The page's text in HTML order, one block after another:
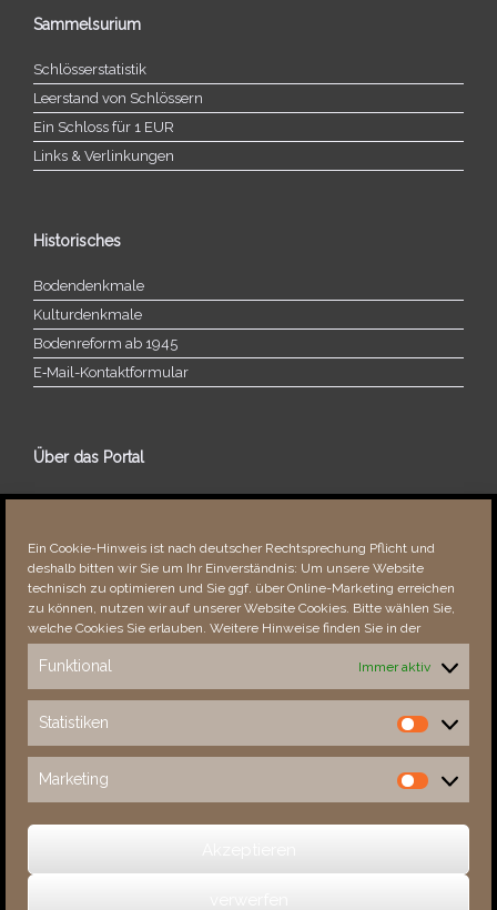
Ein Cookie-Hinweis ist nach deutscher Rechtsprechung Pflicht und
deshalb bitten wir Sie um Ihr Einverständnis: Um unsere Website
technisch zu optimieren und Sie ggf. über Online-Marketing erreichen
zu können, nutzen wir auf unserer Website Cookies. Bitte wählen Sie,
welche Cookies Sie erlauben. Weitere Hinweise finden Sie in der
Funktional Immer aktiv
Statistiken
Statistiken
Marketing
Marketing
Sammelsurium
Schlösserstatistik
Leerstand von Schlössern
Ein Schloss für 1 EUR
Links & Verlinkungen
Historisches
Bodendenkmale
Kulturdenkmale
Bodenreform ab 1945
E‑Mail-​​Kontaktformular
Über das Portal
Über dieses Portal
Fehler bemerkt?
Besucher seit 08/​2021
This Week
30140